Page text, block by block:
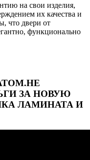
на свои изделия,
их качества и
что двери от
функционально
ЗА НОВУЮ
ЛАМИНАТА И